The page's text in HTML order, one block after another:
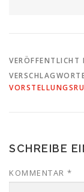
VERÖFFENTLICHT
SCHREIBE
KOMMENTAR *